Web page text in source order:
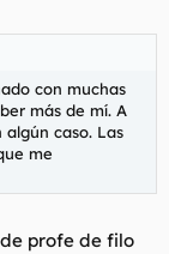
con muchas
más de mí. A
algún caso. Las
me
profe de filo